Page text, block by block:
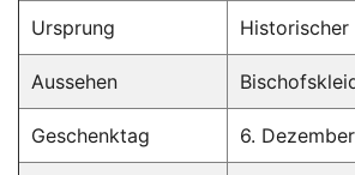
Ursprung Historischer
Aussehen
Geschenktag 6. Dezember